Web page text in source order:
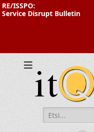
RE/ISSPO:
Service Disrupt Bulletin
Itkua ja
Search
for: